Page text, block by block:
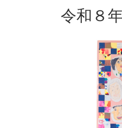
令和８